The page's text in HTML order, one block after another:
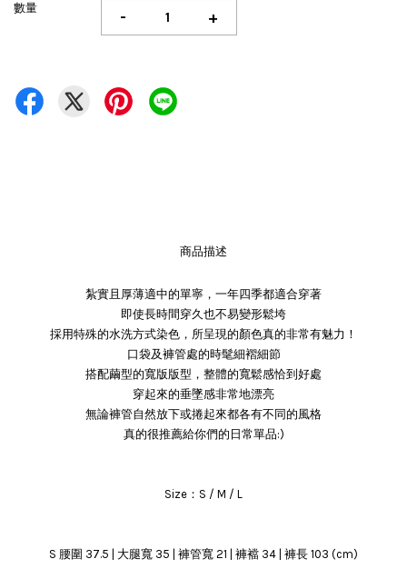
數量 - +
商品描述
紮實且厚薄適中的單寧，一年四季都適合穿著
即使長時間穿久也不易變形鬆垮
採用特殊的水洗方式染色，所呈現的顏色真的非常有魅力！
口袋及褲管處的時髦細褶細節
搭配繭型的寬版版型，整體的寬鬆感恰到好處
穿起來的垂墜感非常地漂亮
無論褲管自然放下或捲起來都各有不同的風格
真的很推薦給你們的日常單品:)
Size：S / M / L
S 腰圍 37.5 | 大腿寬 35 | 褲管寬 21 | 褲襠 34 | 褲長 103 (cm)